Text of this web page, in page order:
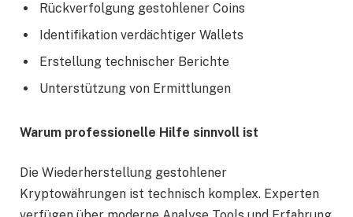
Rückverfolgung gestohlener Coins
Identifikation verdächtiger Wallets
Erstellung technischer Berichte
Unterstützung von Ermittlungen
Warum professionelle Hilfe sinnvoll ist
Die Wiederherstellung gestohlener
Kryptowährungen ist technisch komplex. Experten